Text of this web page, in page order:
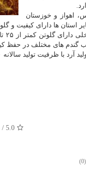
اهواز و خوزستان
استان ها دارای كیفیت و
5.0
/
(0)